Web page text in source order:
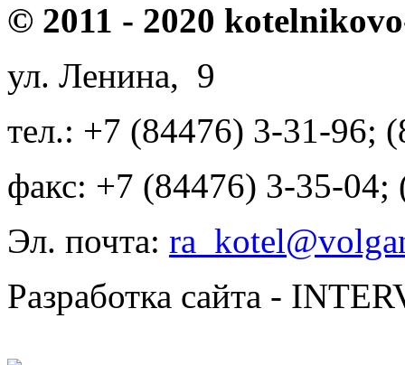
© 2011 - 2020
ул. Ленина, 9
тел.: +7 (84476) 3-31-96;
факс: +7 (84476) 3-35-04;
Эл. почта:
Разработка сайта -